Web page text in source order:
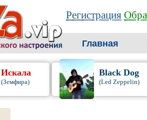
Регистрация
Главная
Искала
(Земфира)
Black Dog
(Led Zeppelin)